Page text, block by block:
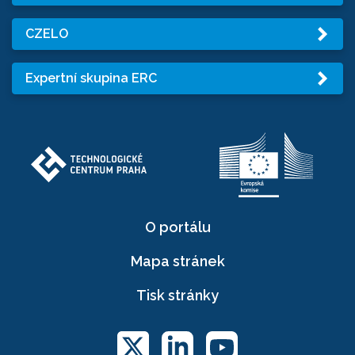
CZELO
Expertní skupina ERC
O portálu
Mapa stránek
Tisk stránky